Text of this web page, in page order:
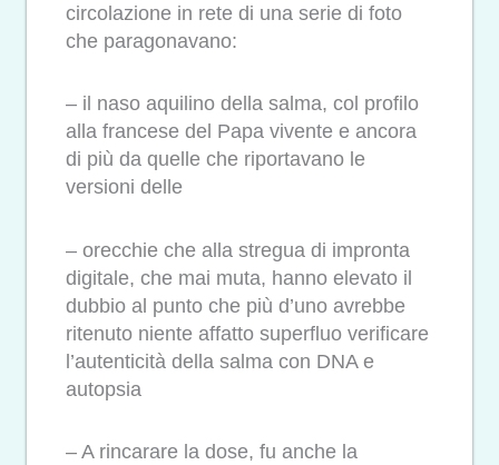
circolazione in rete di una serie di foto
che paragonavano:
– il naso aquilino della salma, col profilo
alla francese del Papa vivente e ancora
di più da quelle che riportavano le
versioni delle
– orecchie che alla stregua di impronta
digitale, che mai muta, hanno elevato il
dubbio al punto che più d’uno avrebbe
ritenuto niente affatto superfluo verificare
l’autenticità della salma con DNA e
autopsia
– A rincarare la dose, fu anche la